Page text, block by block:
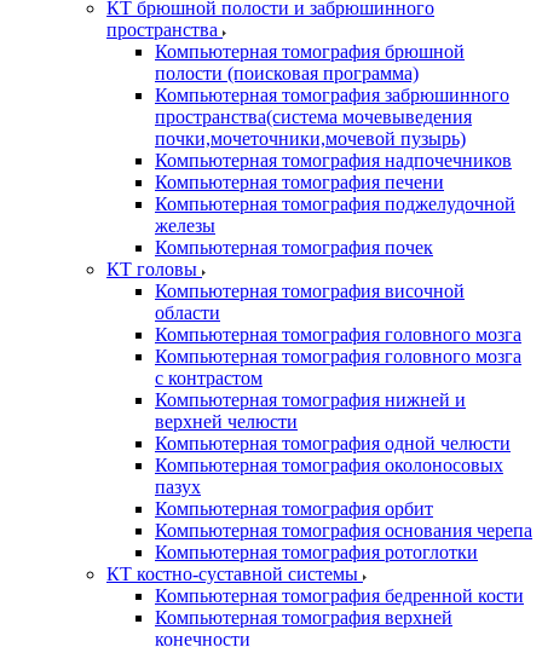
КТ брюшной полости и забрюшинного
пространства
Компьютерная томография брюшной
полости (поисковая программа)
Компьютерная томография забрюшинного
пространства(система мочевыведения
почки,мочеточники,мочевой пузырь)
Компьютерная томография надпочечников
Компьютерная томография печени
Компьютерная томография поджелудочной
железы
Компьютерная томография почек
КТ головы
Компьютерная томография височной
области
Компьютерная томография головного мозга
Компьютерная томография головного мозга
с контрастом
Компьютерная томография нижней и
верхней челюсти
Компьютерная томография одной челюсти
Компьютерная томография околоносовых
пазух
Компьютерная томография орбит
Компьютерная томография основания черепа
Компьютерная томография ротоглотки
КТ костно-суставной системы
Компьютерная томография бедренной кости
Компьютерная томография верхней
конечности